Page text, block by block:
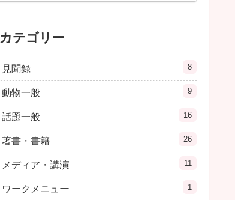
カテゴリー
見聞録 8
動物一般 9
話題一般 16
著書・書籍 26
メディア・講演 11
ワークメニュー 1